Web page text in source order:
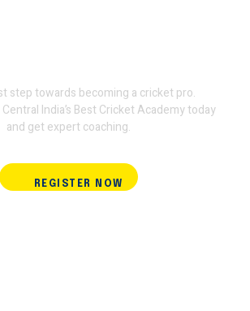
step towards becoming a cricket pro.
India’s Best Cricket Academy today
and get expert coaching.
REGISTER NOW